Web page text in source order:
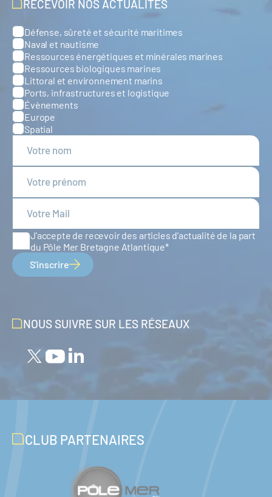
RECEVOIR NOS ACTUALITÉS
Catégories
Défense, sûreté et sécurité maritimes
Naval et nautisme
Ressources énergétiques et minérales marines
Ressources biologiques marines
Littoral et environnement marins
Ports, infrastructures et logistique
Évènements
Europe
Spatial
J'accepte de recevoir des articles d'actualité de la part
du Pôle Mer Bretagne Atlantique
S'inscrire
NOUS SUIVRE SUR LES RÉSEAUX
CLUB PARTENAIRES